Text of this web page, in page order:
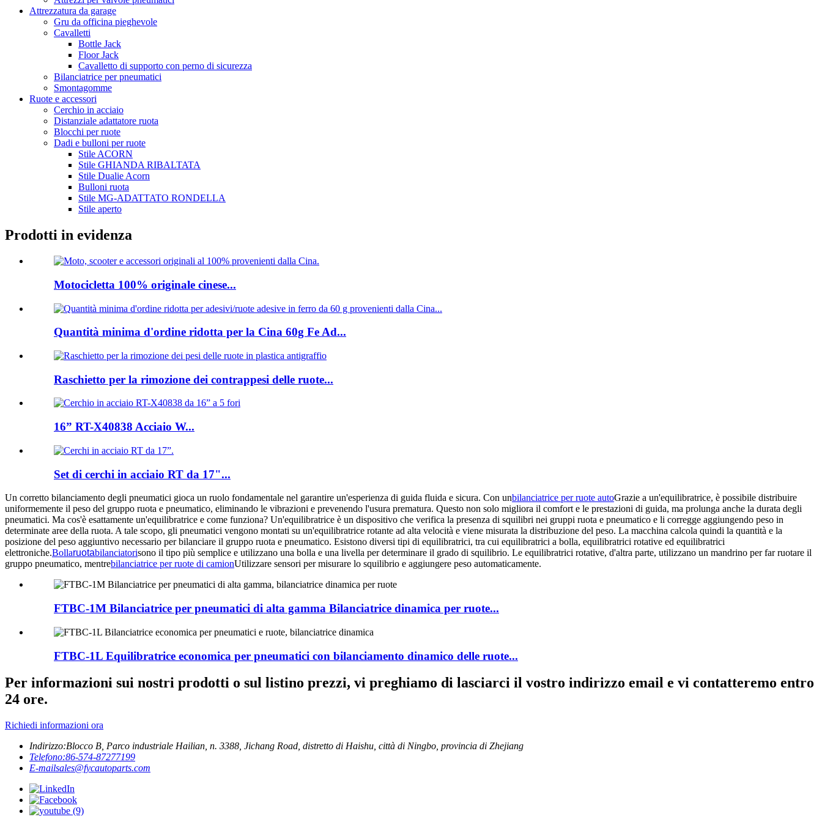
Attrezzatura da garage
Gru da officina pieghevole
Cavalletti
Bottle Jack
Floor Jack
Cavalletto di supporto con perno di sicurezza
Bilanciatrice per pneumatici
Smontagomme
Ruote e accessori
Cerchio in acciaio
Distanziale adattatore ruota
Blocchi per ruote
Dadi e bulloni per ruote
Stile ACORN
Stile GHIANDA RIBALTATA
Stile Dualie Acorn
Bulloni ruota
Stile MG-ADATTATO RONDELLA
Stile aperto
Prodotti in evidenza
Motocicletta 100% originale cinese...
Quantità minima d'ordine ridotta per la Cina 60g Fe Ad...
Raschietto per la rimozione dei contrappesi delle ruote...
16” RT-X40838 Acciaio W...
Set di cerchi in acciaio RT da 17"...
Un corretto bilanciamento degli pneumatici gioca un ruolo fondamentale nel garantire un'esperienza di guida fluida e sicura. Con unbilanciatrice per ruote autoGrazie a un'equilibratrice, è possibile distribuire
uniformemente il peso del gruppo ruota e pneumatico, eliminando le vibrazioni e prevenendo l'usura prematura. Questo non solo migliora il comfort e le prestazioni di guida, ma prolunga anche la durata degli
pneumatici. Ma cos'è esattamente un'equilibratrice e come funziona? Un'equilibratrice è un dispositivo che verifica la presenza di squilibri nei gruppi ruota e pneumatico e li corregge aggiungendo peso in
determinate aree della ruota. A tale scopo, gli pneumatici vengono montati su un'equilibratrice rotante ad alta velocità e viene misurata la distribuzione del peso. La macchina calcola quindi la quantità e la
posizione del peso aggiuntivo necessario per bilanciare il gruppo ruota e pneumatico. Esistono diversi tipi di equilibratrici, tra cui equilibratrici a bolla, equilibratrici rotative ed equilibratrici
elettroniche.Bollaruotabilanciatorisono il tipo più semplice e utilizzano una bolla e una livella per determinare il grado di squilibrio. Le equilibratrici rotative, d'altra parte, utilizzano un mandrino per far ruotare il
gruppo pneumatico, mentrebilanciatrice per ruote di camionUtilizzare sensori per misurare lo squilibrio e aggiungere peso automaticamente.
FTBC-1M Bilanciatrice per pneumatici di alta gamma Bilanciatrice dinamica per ruote...
FTBC-1L Equilibratrice economica per pneumatici con bilanciamento dinamico delle ruote...
Per informazioni sui nostri prodotti o sul listino prezzi, vi preghiamo di lasciarci il vostro indirizzo email e vi contatteremo entro
24 ore.
Richiedi informazioni ora
Indirizzo:Blocco B, Parco industriale Hailian, n. 3388, Jichang Road, distretto di Haishu, città di Ningbo, provincia di Zhejiang
Telefono:86-574-87277199
E-mailsales@fycautoparts.com